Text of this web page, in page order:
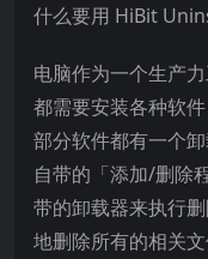
什么要用 HiBit
电脑作为一个生产
都需要安装各种软
部分软件都有一个
自带的「添加/删除
带的卸载器来执行
地删除所有的相关